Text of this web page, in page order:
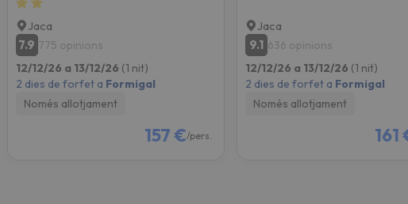
Jaca
7.9 775 opinions
12/12/26 a 13/12/26 (1 nit)
2 dies de forfet a Formigal
Només allotjament
157 €/pers.
Jaca
9.1 636 opinions
12/12/26 a 13/12/26 (1 nit)
2 dies de forfet a Formigal
Només allotjament
161